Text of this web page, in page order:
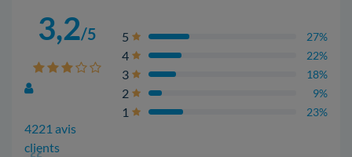
3,2/5
4221 avis
clients
5 27%
4 22%
3 18%
2 9%
1 23%